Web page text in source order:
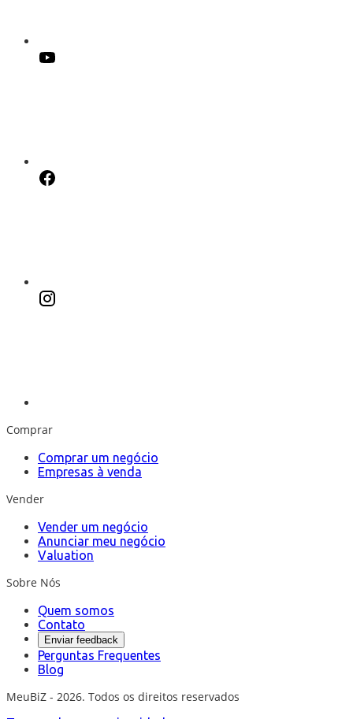
Comprar
Comprar um negócio
Empresas à venda
Vender
Vender um negócio
Anunciar meu negócio
Valuation
Sobre Nós
Quem somos
Contato
Enviar feedback
Perguntas Frequentes
Blog
MeuBiZ - 2026. Todos os direitos reservados